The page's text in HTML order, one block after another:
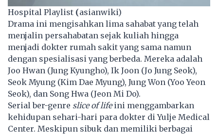
Hospital Playlist (asianwiki)
Drama ini mengisahkan lima sahabat yang telah
menjalin persahabatan sejak kuliah hingga
menjadi dokter rumah sakit yang sama namun
dengan spesialisasi yang berbeda. Mereka adalah
Joo Hwan (Jung Kyungho), Ik Joon (Jo Jung Seok),
Seok Myung (Kim Dae Myung), Jung Won (Yoo Yeon
Seok), dan Song Hwa (Jeon Mi Do).
Serial ber-genre slice of lifeini menggambarkan
kehidupan sehari-hari para dokter di Yulje Medical
Center. Meskipun sibuk dan memiliki berbagai